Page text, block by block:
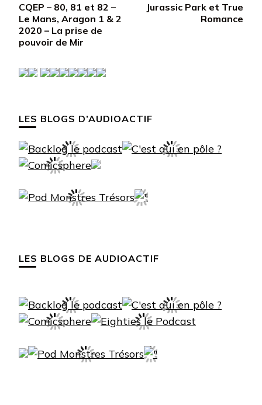
d’article
CQEP – 80, 81 et 82 –
Le Mans, Aragon 1 & 2
2020 – La prise de
pouvoir de Mir
Jurassic Park et True
Romance
LES BLOGS D’AUDIOACTIF
LES BLOGS DE AUDIOACTIF